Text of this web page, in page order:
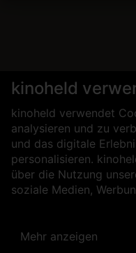
kinoheld
kinoheld verwendet
analysieren und zu
und das digitale
personalisieren.
über die Nutzung
soziale Medien,
Mehr anzeigen